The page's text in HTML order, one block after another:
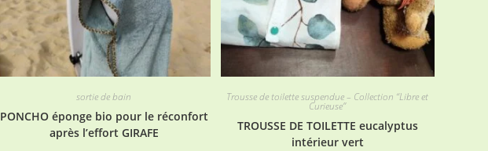
sortie de bain
PONCHO éponge bio pour le réconfort
après l’effort GIRAFE
Trousse de toilette suspendue – Collection “Libre et
Curieuse”
TROUSSE DE TOILETTE eucalyptus
intérieur vert